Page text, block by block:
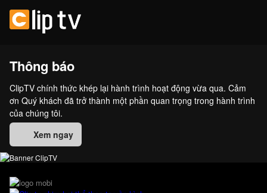
Thông báo
ClipTV chính thức khép lại hành trình hoạt động vừa qua. Cảm
ơn Quý khách đã trở thành một phần quan trọng trong hành trình
của chúng tôi.
Xem ngay